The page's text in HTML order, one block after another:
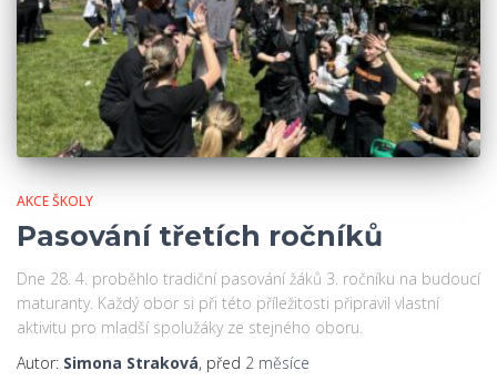
AKCE ŠKOLY
Pasování třetích ročníků
Dne 28. 4. proběhlo tradiční pasování žáků 3. ročníku na budoucí
maturanty. Každý obor si při této příležitosti připravil vlastní
aktivitu pro mladší spolužáky ze stejného oboru.
Autor: Simona Straková, před 2 měsíce